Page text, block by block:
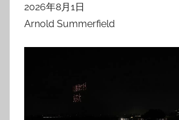
2026年8月1日
Arnold Summerfield